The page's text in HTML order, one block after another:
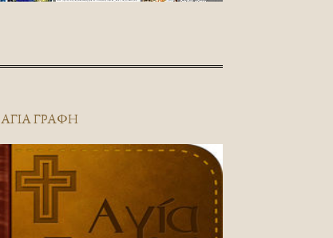
ΑΓΊΑ ΓΡΑΦΉ